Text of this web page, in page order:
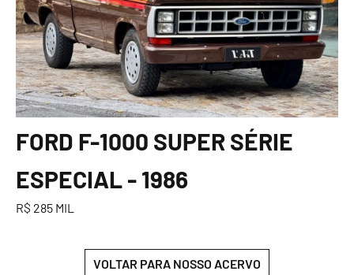
FORD F-1000 SUPER SÉRIE
ESPECIAL - 1986
R$ 285 MIL
VOLTAR PARA NOSSO ACERVO